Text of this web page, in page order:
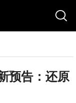
预告：还原